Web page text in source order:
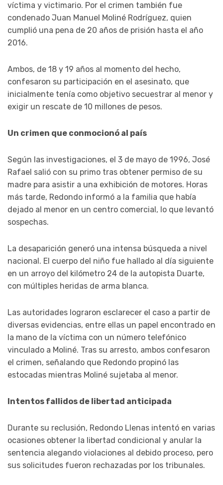
víctima y victimario. Por el crimen también fue
condenado Juan Manuel Moliné Rodríguez, quien
cumplió una pena de 20 años de prisión hasta el año
2016.
Ambos, de 18 y 19 años al momento del hecho,
confesaron su participación en el asesinato, que
inicialmente tenía como objetivo secuestrar al menor y
exigir un rescate de 10 millones de pesos.
Un crimen que conmocionó al país
Según las investigaciones, el 3 de mayo de 1996, José
Rafael salió con su primo tras obtener permiso de su
madre para asistir a una exhibición de motores. Horas
más tarde, Redondo informó a la familia que había
dejado al menor en un centro comercial, lo que levantó
sospechas.
La desaparición generó una intensa búsqueda a nivel
nacional. El cuerpo del niño fue hallado al día siguiente
en un arroyo del kilómetro 24 de la autopista Duarte,
con múltiples heridas de arma blanca.
Las autoridades lograron esclarecer el caso a partir de
diversas evidencias, entre ellas un papel encontrado en
la mano de la víctima con un número telefónico
vinculado a Moliné. Tras su arresto, ambos confesaron
el crimen, señalando que Redondo propinó las
estocadas mientras Moliné sujetaba al menor.
Intentos fallidos de libertad anticipada
Durante su reclusión, Redondo Llenas intentó en varias
ocasiones obtener la libertad condicional y anular la
sentencia alegando violaciones al debido proceso, pero
sus solicitudes fueron rechazadas por los tribunales.